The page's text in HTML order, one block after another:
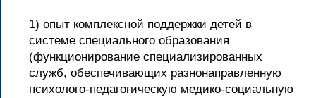
1) опыт комплексной поддержки детей в
системе специального образования
(функционирование специализированных
служб, обеспечивающих разнонаправленную
психолого-педагогическую медико-социальную